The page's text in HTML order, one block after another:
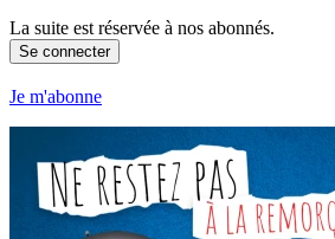
La suite est réservée à nos abonnés.
Se connecter
Je m'abonne